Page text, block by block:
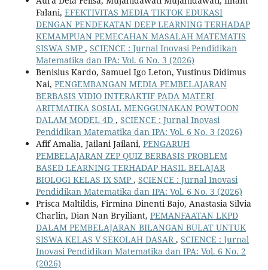
Falani, EFEKTIVITAS MEDIA TIKTOK EDUKASI
DENGAN PENDEKATAN DEEP LEARNING TERHADAP
KEMAMPUAN PEMECAHAN MASALAH MATEMATIS
SISWA SMP , SCIENCE : Jurnal Inovasi Pendidikan
Matematika dan IPA: Vol. 6 No. 3 (2026)
Benisius Kardo, Samuel Igo Leton, Yustinus Didimus
Nai, PENGEMBANGAN MEDIA PEMBELAJARAN
BERBASIS VIDIO INTERAKTIF PADA MATERI
ARITMATIKA SOSIAL MENGGUNAKAN POWTOON
DALAM MODEL 4D , SCIENCE : Jurnal Inovasi
Pendidikan Matematika dan IPA: Vol. 6 No. 3 (2026)
Afif Amalia, Jailani Jailani, PENGARUH
PEMBELAJARAN ZEP QUIZ BERBASIS PROBLEM
BASED LEARNING TERHADAP HASIL BELAJAR
BIOLOGI KELAS IX SMP , SCIENCE : Jurnal Inovasi
Pendidikan Matematika dan IPA: Vol. 6 No. 3 (2026)
Prisca Maltildis, Firmina Dinenti Bajo, Anastasia Silvia
Charlin, Dian Nan Bryiliant, PEMANFAATAN LKPD
DALAM PEMBELAJARAN BILANGAN BULAT UNTUK
SISWA KELAS V SEKOLAH DASAR, SCIENCE : Jurnal
Inovasi Pendidikan Matematika dan IPA: Vol. 6 No. 2
(2026)